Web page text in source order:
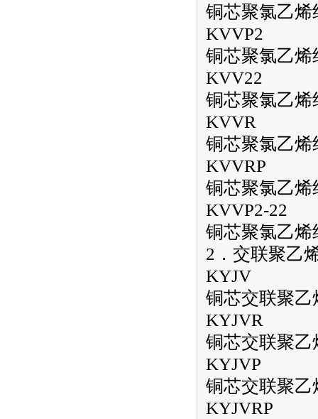
铜芯聚氯乙
KVVP2
铜芯聚氯乙
KVV22
铜芯聚氯乙
KVVR
铜芯聚氯乙
KVVRP
铜芯聚氯乙
KVVP2-22
铜芯聚氯乙
2．交联聚乙
KYJV
铜芯交联聚
KYJVR
铜芯交联聚
KYJVP
铜芯交联聚
KYJVRP